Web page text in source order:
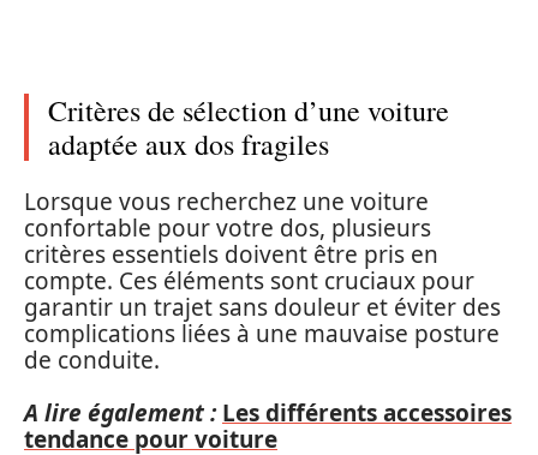
Critères de sélection d’une voiture
adaptée aux dos fragiles
Lorsque vous recherchez une voiture
confortable pour votre dos, plusieurs
critères essentiels doivent être pris en
compte. Ces éléments sont cruciaux pour
garantir un trajet sans douleur et éviter des
complications liées à une mauvaise posture
de conduite.
A lire également : Les différents accessoires
tendance pour voiture